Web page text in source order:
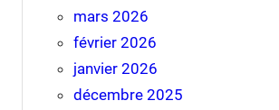
mars 2026
février 2026
janvier 2026
décembre 2025